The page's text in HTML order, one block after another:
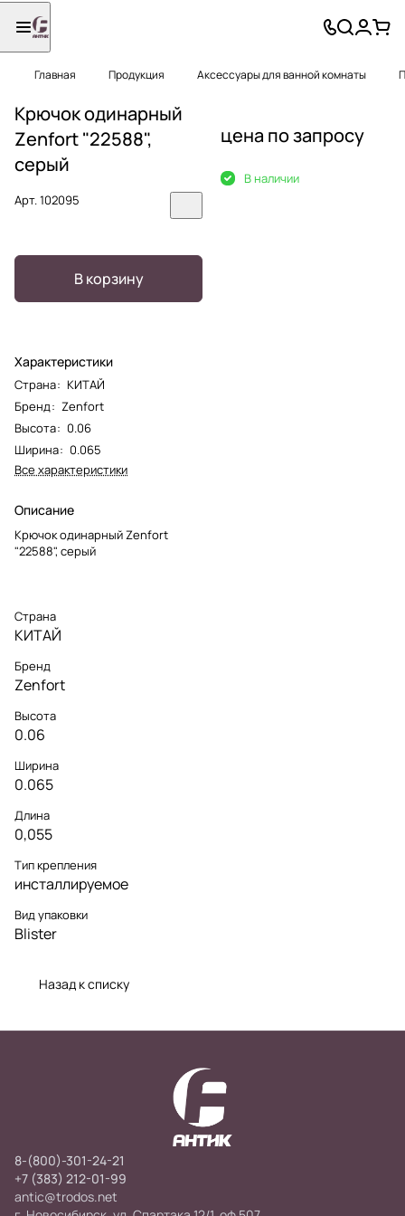
Главная Продукция Аксессуары для ванной комнаты
Крючок одинарный
Zenfort "22588",
серый
Арт.102095
В корзину
Характеристики
Страна: КИТАЙ
Бренд: Zenfort
Высота: 0.06
Ширина: 0.065
Все характеристики
Описание
Крючок одинарный Zenfort
"22588", серый
цена по запросу
В наличии
Страна
КИТАЙ
Бренд
Zenfort
Высота
0.06
Ширина
0.065
Длина
0,055
Тип крепления
инсталлируемое
Вид упаковки
Blister
Назад к списку
8-(800)-301-24-21
+7 (383) 212-01-99
antic@trodos.net